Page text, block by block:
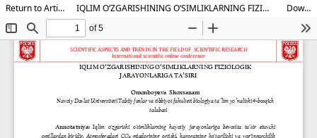
Return to Article Details IQLIM OʻZGARISHINING OʻSIMLIKLARNING FIZIOLOGIK JARAYONLARIGA TAʼSIRI Download